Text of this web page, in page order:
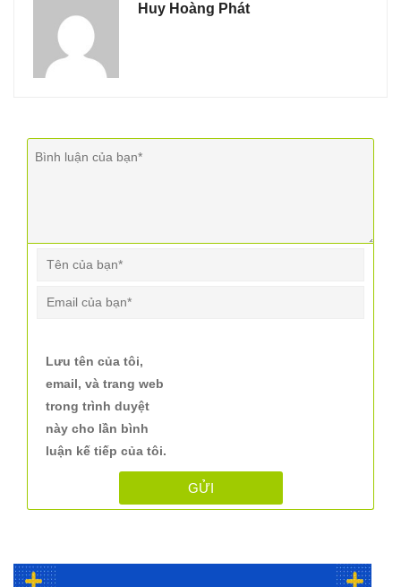
Huy Hoàng Phát
Lưu tên của tôi,
email, và trang web
trong trình duyệt
này cho lần bình
luận kế tiếp của tôi.